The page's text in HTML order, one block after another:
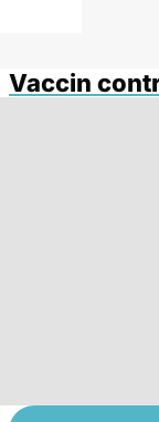
Vaccin